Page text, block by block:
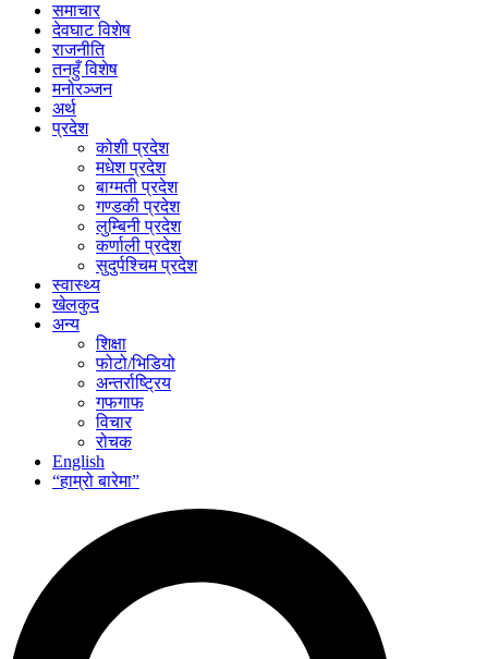
समाचार
देवघाट विशेष
राजनीति
तनहुँ विशेष
मनोरञ्जन
अर्थ
प्रदेश
कोशी प्रदेश
मधेश प्रदेश
बाग्मती प्रदेश
गण्डकी प्रदेश
लुम्बिनी प्रदेश
कर्णाली प्रदेश
सुदुर्पश्चिम प्रदेश
स्वास्थ्य
खेलकुद
अन्य
शिक्षा
फोटो/भिडियो
अन्तर्राष्ट्रिय
गफगाफ
विचार
रोचक
English
“हाम्रो बारेमा”